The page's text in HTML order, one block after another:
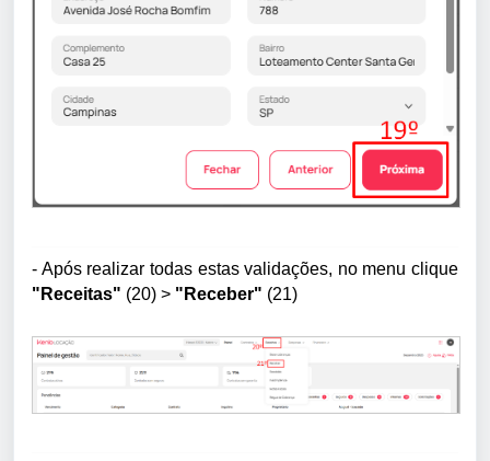
- Após realizar todas estas validações, no menu clique
"Receitas" (20) > "Receber" (21)